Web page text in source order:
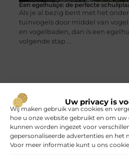
Uw privacy is
Wij maken gebruik van cookies en
hoe u onze website gebruikt en om
kunnen worden ingezet voor
gepersonaliseerde advertenties en het
Voor meer informatie kunt u ons
Een egelhuisje: de perfecte
Als je al bezig bent met het
tuinvogels door middel van
en vogelbaden, dan is een
volgende stap ...